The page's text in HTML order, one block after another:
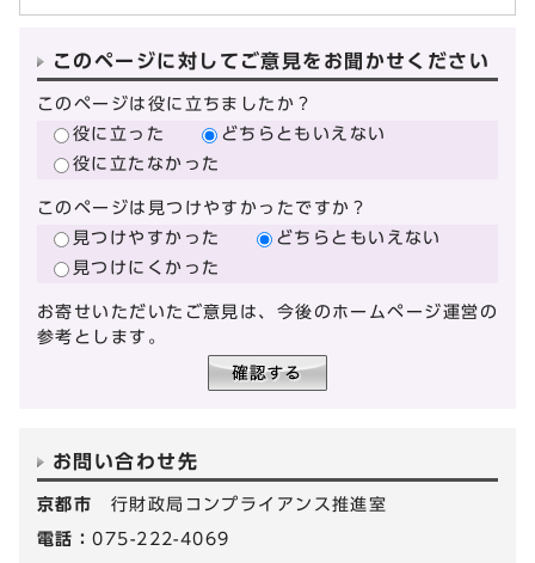
このページに対してご意見をお聞かせください
このページは役に立ちましたか？
役に立った
どちらともいえない
役に立たなかった
このページは見つけやすかったですか？
見つけやすかった
どちらともいえない
見つけにくかった
お寄せいただいたご意見は、今後のホームページ運営の
参考とします。
お問い合わせ先
京都市 行財政局コンプライアンス推進室
電話：075-222-4069